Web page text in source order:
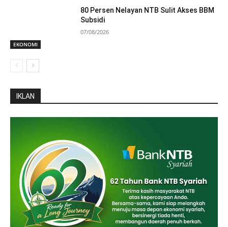
EKONOMI
80 Persen Nelayan NTB Sulit Akses BBM
Subsidi
07/08/2026
IKLAN